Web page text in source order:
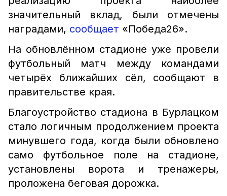
значительный вклад, были отмечены
наградами, сообщает «Победа26».
На обновлённом стадионе уже провели
футбольный матч между командами
четырёх ближайших сёл, сообщают в
правительстве края.
Благоустройство стадиона в Бурлацком
стало логичным продолжением проекта
минувшего года, когда были обновлено
само футбольное поле на стадионе,
установлены ворота и тренажеры,
проложена беговая дорожка.